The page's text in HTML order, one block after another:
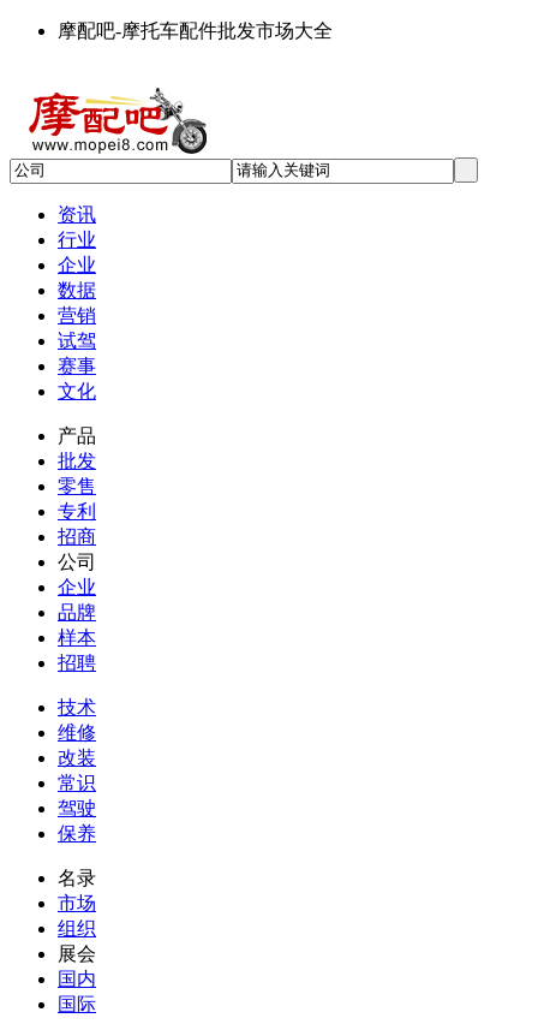
摩配吧-摩托车配件批发市场大全
资讯
行业
企业
数据
营销
试驾
赛事
文化
产品
批发
零售
专利
招商
公司
企业
品牌
样本
招聘
技术
维修
改装
常识
驾驶
保养
名录
市场
组织
展会
国内
国际